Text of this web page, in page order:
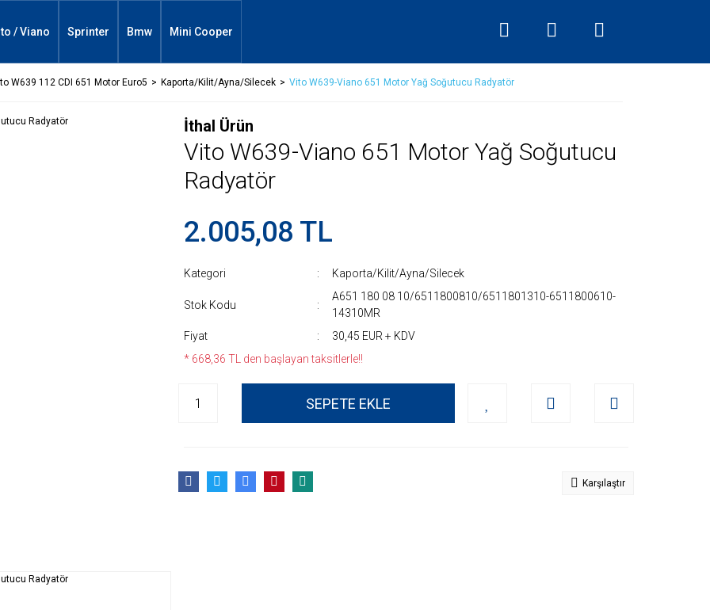
/ Viano Sprinter Bmw Mini Cooper
W639 112 CDI 651 Motor Euro5 Kaporta/Kilit/Ayna/Silecek Vito W639-Viano 651 Motor Yağ Soğutucu Radyatör
İthal Ürün
Vito W639-Viano 651 Motor Yağ Soğutucu
Radyatör
2.005,08 TL
Kategori Kaporta/Kilit/Ayna/Silecek
Stok Kodu
A651 180 08 10/6511800810/6511801310-6511800610-
14310MR
Fiyat
30,45 EUR + KDV
* 668,36 TL den başlayan taksitlerle!!
SEPETE EKLE
Karşılaştır